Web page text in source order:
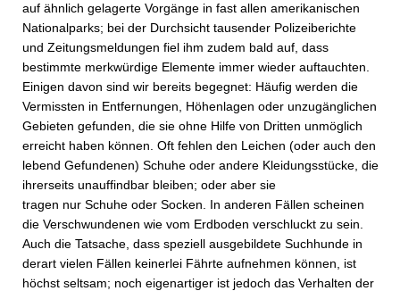
auf ähnlich gelagerte Vorgänge in fast allen amerikanischen
Nationalparks; bei der Durchsicht tausender Polizeiberichte
und Zeitungsmeldungen fiel ihm zudem bald auf, dass
bestimmte merkwürdige Elemente immer wieder auftauchten.
Einigen davon sind wir bereits begegnet: Häufig werden die
Vermissten in Entfernungen, Höhenlagen oder unzugänglichen
Gebieten gefunden, die sie ohne Hilfe von Dritten unmöglich
erreicht haben können. Oft fehlen den Leichen (oder auch den
lebend Gefundenen) Schuhe oder andere Kleidungsstücke, die
ihrerseits unauffindbar bleiben; oder aber sie
tragen nur Schuhe oder Socken. In anderen Fällen scheinen
die Verschwundenen wie vom Erdboden verschluckt zu sein.
Auch die Tatsache, dass speziell ausgebildete Suchhunde in
derart vielen Fällen keinerlei Fährte aufnehmen können, ist
höchst seltsam; noch eigenartiger ist jedoch das Verhalten der